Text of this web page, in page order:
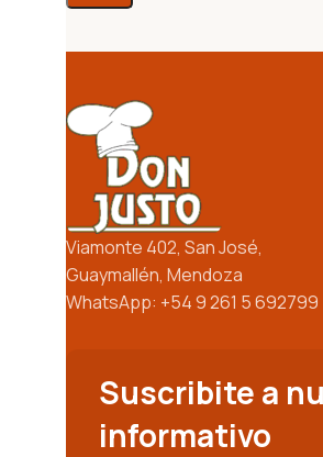
Viamonte 402, San José,
Guaymallén, Mendoza
WhatsApp: +54 9 261 5 692799
Suscribite a
informativo